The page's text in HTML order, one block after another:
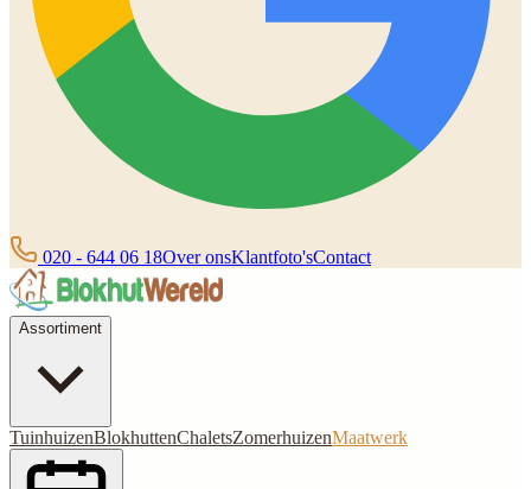
020 - 644 06 18Over onsKlantfoto'sContact
Assortiment
TuinhuizenBlokhuttenChaletsZomerhuizenMaatwerk